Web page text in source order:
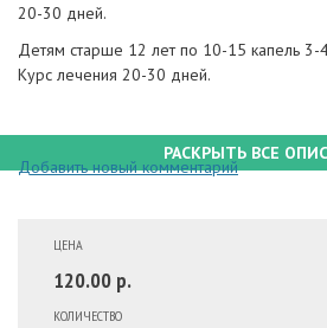
20-30 дней.
Детям старше 12 лет по 10-15 капель
Курс лечения 20-30 дней.
РАСКРЫТЬ ВСЕ
Добавить новый комментарий
ЦЕНА
120.00 р.
КОЛИЧЕСТВО